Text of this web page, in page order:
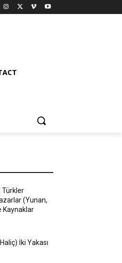
Türkler
(Yunan,
Kaynaklar
İki Yakası